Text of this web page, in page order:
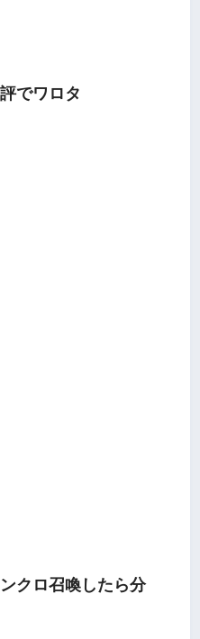
でワロタ
クロ召喚したら分